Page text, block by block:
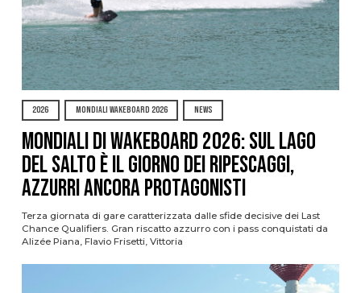
2026 MONDIALI WAKEBOARD 2026 NEWS
Mondiali di Wakeboard 2026: sul Lago
del Salto è il giorno dei ripescaggi,
azzurri ancora protagonisti
Terza giornata di gare caratterizzata dalle sfide decisive dei Last
Chance Qualifiers. Gran riscatto azzurro con i pass conquistati da
Alizée Piana, Flavio Frisetti, Vittoria